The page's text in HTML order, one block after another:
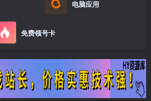
电脑应用
免费领号卡